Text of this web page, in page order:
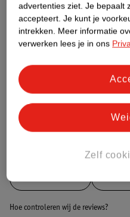
Nature Impact Score
Dit
Impact
Bestel &
Hoe controleren wij de reviews?
advertenties ziet. Je bepaalt
accepteert. Je kunt je
intrekken. Meer informatie
verwerken lees je in ons
Zelf